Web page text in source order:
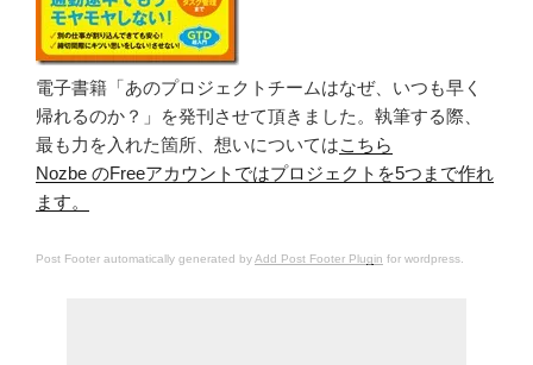
電子書籍「あのプロジェクトチームはなぜ、いつも早く
帰れるのか？」を発刊させて頂きました。執筆する際、
最も力を入れた箇所、想いについてはこちら
Nozbe のFreeアカウントではプロジェクトを5つまで作れ
ます。
Post Footer automatically generated byAdd Post Footer Plugin for wordpress.